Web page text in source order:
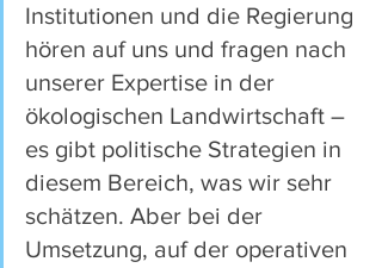
Institutionen und die Regierung
hören auf uns und fragen nach
unserer Expertise in der
ökologischen Landwirtschaft –
es gibt politische Strategien in
diesem Bereich, was wir sehr
schätzen. Aber bei der
Umsetzung, auf der operativen